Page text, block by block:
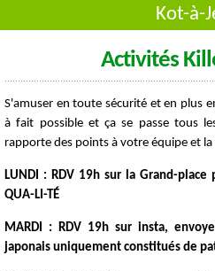
Kot-à-
Activités
S'amuser en toute sécurité et en plus
à fait possible et ça se passe tous
rapporte des points à votre équipe et
LUNDI : RDV 19h sur la Grand-
QUA-LI-TÉ
MARDI : RDV 19h sur insta,
japonais uniquement constitués de